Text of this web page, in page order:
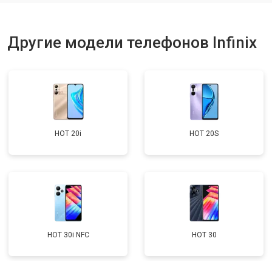
Другие модели телефонов Infinix
HOT 20i HOT 20S
HOT 30i NFC HOT 30